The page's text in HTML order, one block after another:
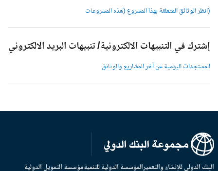
(انظر الوثائق المتعلقة بهذا المشروع (هذه المشروعات
إشترك في التنبيهات الالكترونية/ تنبيهات البريد الالكتروني
المستجدات اليومية عن آخر المشاريع والوثائق
الدولي للإنشاء والتعميرالمؤسسة الدولية للتنميةمؤسسة التمويل الدولية